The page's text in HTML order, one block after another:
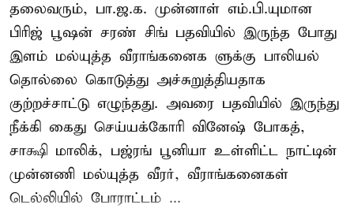
தலைவரும், பா.ஜ.க. முன்னாள் எம்.பி.யுமான
பிரிஜ் பூஷன் சரண் சிங் பதவியில் இருந்த போது
இளம் மல்யுத்த வீராங்கனைக ளுக்கு பாலியல்
தொல்லை கொடுத்து அச்சுறுத்தியதாக
குற்றச்சாட்டு எழுந்தது. அவரை பதவியில் இருந்து
நீக்கி கைது செய்யக்கோரி வினேஷ் போகத்,
சாக்ஷி மாலிக், பஜ்ரங் பூனியா உள்ளிட்ட நாட்டின்
முன்னணி மல்யுத்த வீரர், வீராங்கனைகள்
டெல்லியில் போராட்டம் ...